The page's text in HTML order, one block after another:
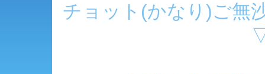
チョット(かなり)ご無